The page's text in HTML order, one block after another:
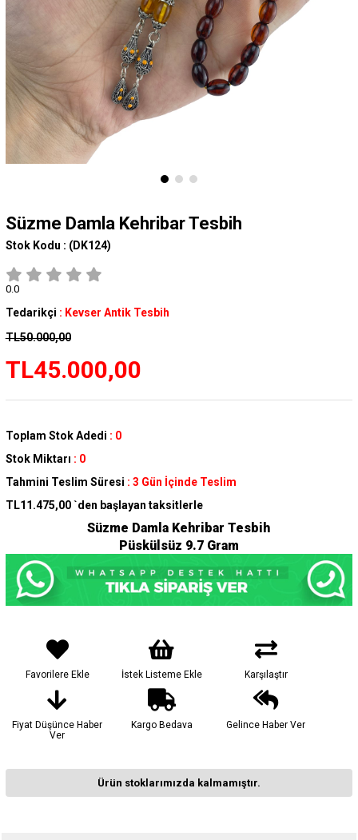
Süzme Damla Kehribar Tesbih
Stok Kodu : (DK124)
0.0
Tedarikçi : Kevser Antik Tesbih
TL50.000,00
TL45.000,00
Toplam Stok Adedi : 0
Stok Miktarı : 0
Tahmini Teslim Süresi : 3 Gün İçinde Teslim
TL11.475,00 `den başlayan taksitlerle
Süzme Damla Kehribar Tesbih
Püskülsüz 9.7 Gram
Favorilere Ekle İstek Listeme Ekle Karşılaştır
Fiyat Düşünce Haber
Ver
Kargo Bedava Gelince Haber Ver
Ürün stoklarımızda kalmamıştır.